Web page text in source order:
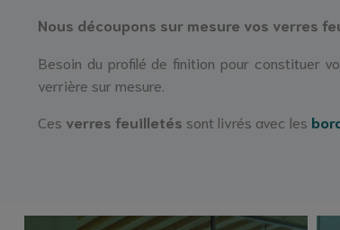
Nous découpons sur mesure vos verres
Besoin du profilé de finition pour constituer
verrière sur mesure.
Ces verres feuilletés sont livrés avec les